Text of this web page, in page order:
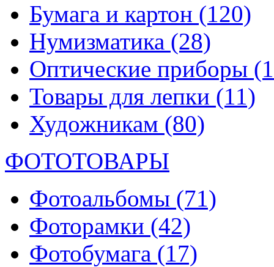
Бумага и картон (120)
Нумизматика (28)
Оптические приборы
Товары для лепки (11)
Художникам (80)
ФОТОТОВАРЫ
Фотоальбомы (71)
Фоторамки (42)
Фотобумага (17)